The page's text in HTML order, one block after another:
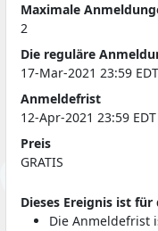
Maximale
2
Die reguläre
17-Mar-2021 23:59 EDT
Anmeldefrist
12-Apr-2021 23:59 EDT
Preis
GRATIS
Dieses Ereignis ist
Die Anmeldefrist